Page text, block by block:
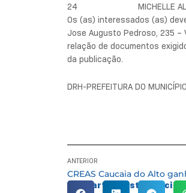
24
MICHELLE
Os (as) interessados (as)
Jose Augusto Pedroso, 235 –
relação de documentos
da publicação.
DRH-PREFEITURA DO
ANTERIOR
Compartilhe esta notícia: